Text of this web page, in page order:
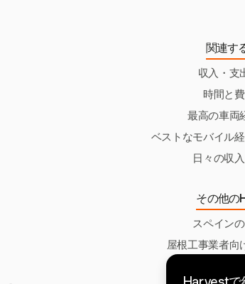
関連す
収入・支
時間と
最高の車両
ベストなモバイル
日々の収
その他の
スペイン
屋根工事業者向